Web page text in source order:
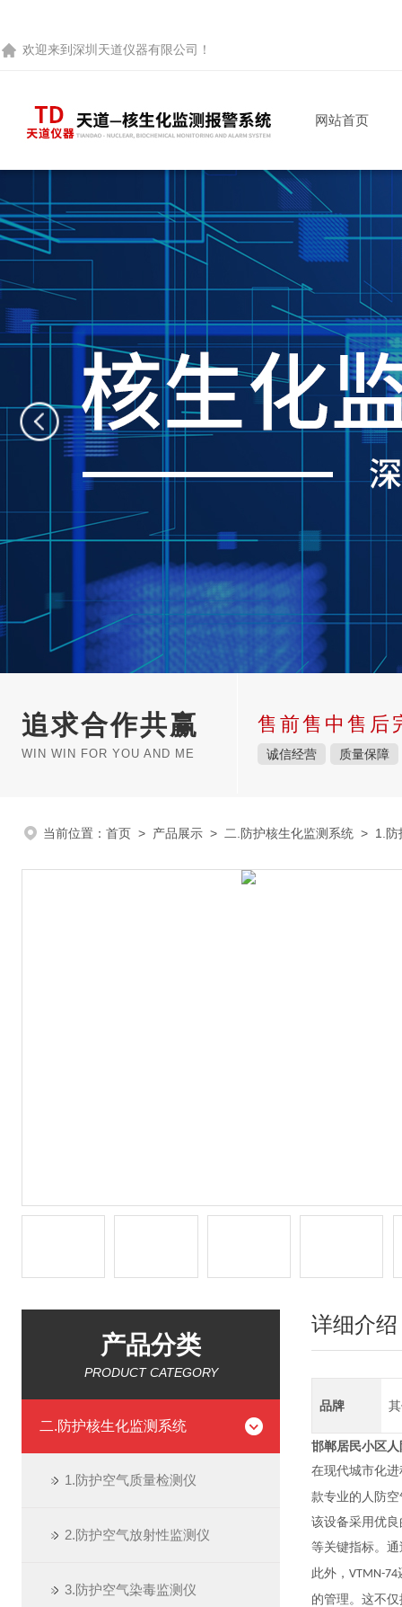
欢迎来到 深圳天道仪器有限公司 ！
网站首页
追求合作共赢
WIN WIN FOR YOU AND ME
售前售中售后
诚信经营 质量保障
当前位置： 首页 > 产品展示 > 二.防护核生化监测系统 > 1.防
产品分类
PRODUCT CATEGORY
二.防护核生化监测系统
1.防护空气质量检测仪
2.防护空气放射性监测仪
3.防护空气染毒监测仪
详细介绍
品牌
邯郸居民小区
在现代城市化
款专业的人防
该设备采用优
等关键指标。
此外， VTMN-74
的管理。这不